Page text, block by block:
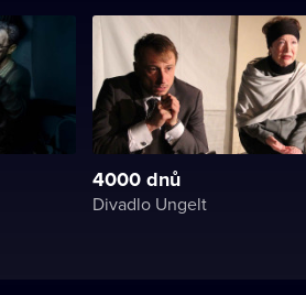
4000 dnů
Divadlo Ungelt